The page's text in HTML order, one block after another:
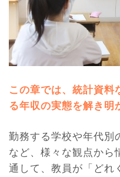
この章では、統計資料
る年収の実態を解き明
勤務する学校や年代別
など、様々な観点から
通して、教員が「どれ